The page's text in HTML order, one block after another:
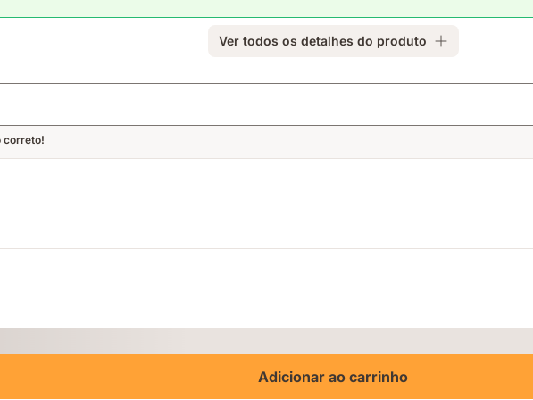
Ver todos os detalhes do produto
correto!
Adicionar ao carrinho